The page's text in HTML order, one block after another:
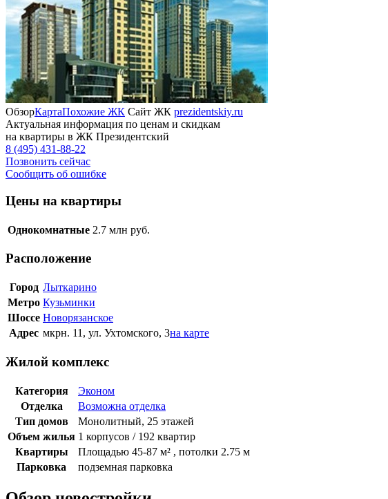
ОбзорКартаПохожие ЖК Сайт ЖК prezidentskiy.ru
Актуальная информация по ценам и скидкам
на квартиры в ЖК Президентский
8 (495) 431-88-22
Позвонить сейчас
Сообщить об ошибке
Цены на квартиры
Однокомнатные 2.7 млн руб.
Расположение
Город Лыткарино
Метро Кузьминки
Шоссе Новорязанское
Адрес мкрн. 11, ул. Ухтомского, 3на карте
Жилой комплекс
Категория
Эконом
Отделка
Возможна отделка
Тип домов
Монолитный, 25 этажей
Объем жилья 1 корпусов / 192 квартир
Квартиры
Площадью 45-87 м² , потолки 2.75 м
Парковка
подземная парковка